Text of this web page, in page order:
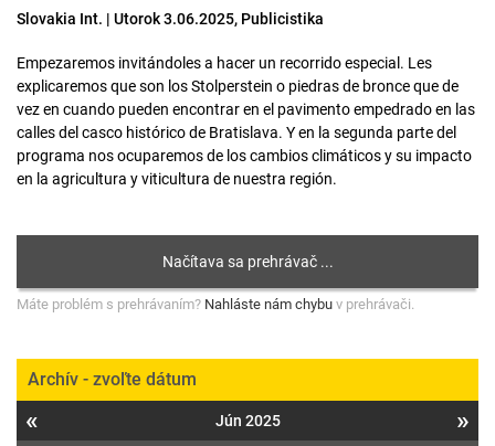
Slovakia Int. | Utorok 3.06.2025, Publicistika
Empezaremos invitándoles a hacer un recorrido especial. Les
explicaremos que son los Stolperstein o piedras de bronce que de
vez en cuando pueden encontrar en el pavimento empedrado en las
calles del casco histórico de Bratislava. Y en la segunda parte del
programa nos ocuparemos de los cambios climáticos y su impacto
en la agricultura y viticultura de nuestra región.
Máte problém s prehrávaním? Nahláste nám chybu v prehrávači.
Archív - zvoľte dátum
« Jún 2025 »